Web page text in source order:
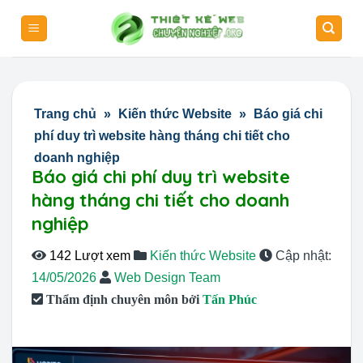
content
Trang chủ » Kiến thức Website »
Báo giá chi
phí duy trì website hàng tháng chi tiết cho
doanh nghiệp
Báo giá chi phí duy trì website
hàng tháng chi tiết cho doanh
nghiệp
142 Lượt xem Kiến thức Website
Cập nhật:
14/05/2026
Web Design Team
Thẩm định chuyên môn bởi Tấn Phúc